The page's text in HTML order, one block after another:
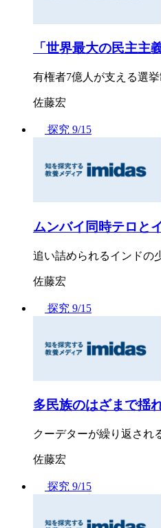
「世界最大の民主主
有権者7億人が支える選
佐藤宏
探究 9/15
ムンバイ同時テロと
追い詰められるインドの
佐藤宏
探究 9/15
多民族のはざまで揺
クーデターが繰り返され
佐藤宏
探究 9/15